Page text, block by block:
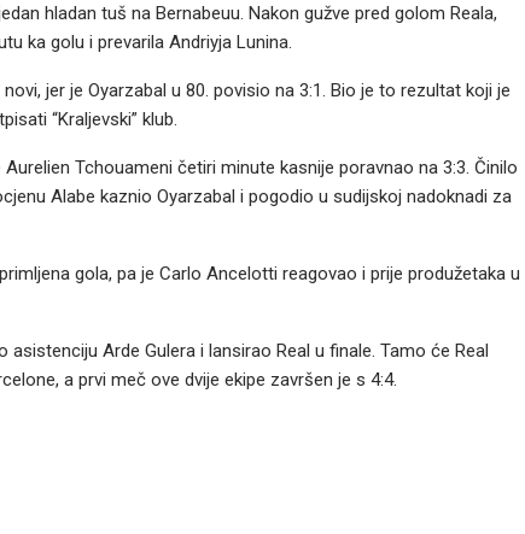
hladan tuš na Bernabeuu. Nakon gužve pred golom Reala,
ka golu i prevarila Andriyja Lunina.
jer je Oyarzabal u 80. povisio na 3:1. Bio je to rezultat koji je
“Kraljevski” klub.
Tchouameni četiri minute kasnije poravnao na 3:3. Činilo
Alabe kaznio Oyarzabal i pogodio u sudijskoj nadoknadi za
gola, pa je Carlo Ancelotti reagovao i prije produžetaka u
Arde Gulera i lansirao Real u finale. Tamo će Real
a prvi meč ove dvije ekipe završen je s 4:4.